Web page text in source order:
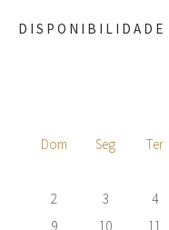
DISPONIBILIDADE
Dom
Seg Ter
2
3 4
9
10 11